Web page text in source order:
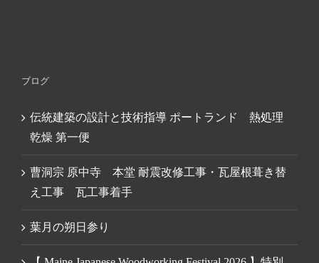
ブログ
伝統建築の設計と技術指導 ポートランド 熱処理
乾燥 第一便
曹洞宗 原中寺 本堂 耐震改修工事・瓦屋根葺き替
え工事 瓦工事着手
葉月の朔日参り